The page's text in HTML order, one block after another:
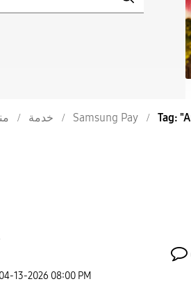
خدمة Samsung Pay Tag:
‎04-13-2026 08:00 PM